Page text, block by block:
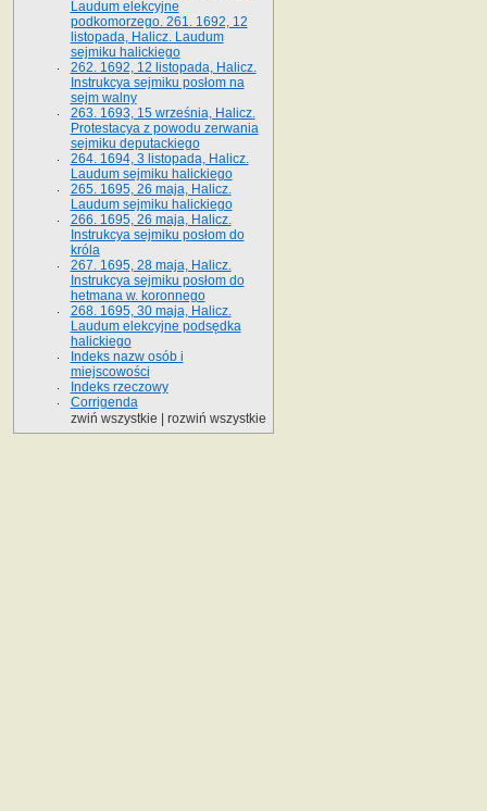
Laudum elekcyjne
podkomorzego. 261. 1692, 12
listopada, Halicz. Laudum
sejmiku halickiego
262. 1692, 12 listopada, Halicz.
Instrukcya sejmiku posłom na
sejm walny
263. 1693, 15 września, Halicz.
Protestacya z powodu zerwania
sejmiku deputackiego
264. 1694, 3 listopada, Halicz.
Laudum sejmiku halickiego
265. 1695, 26 maja, Halicz.
Laudum sejmiku halickiego
266. 1695, 26 maja, Halicz.
Instrukcya sejmiku posłom do
króla
267. 1695, 28 maja, Halicz.
Instrukcya sejmiku posłom do
hetmana w. koronnego
268. 1695, 30 maja, Halicz.
Laudum elekcyjne podsędka
halickiego
Indeks nazw osób i
miejscowości
Indeks rzeczowy
Corrigenda
zwiń wszystkie
rozwiń wszystkie